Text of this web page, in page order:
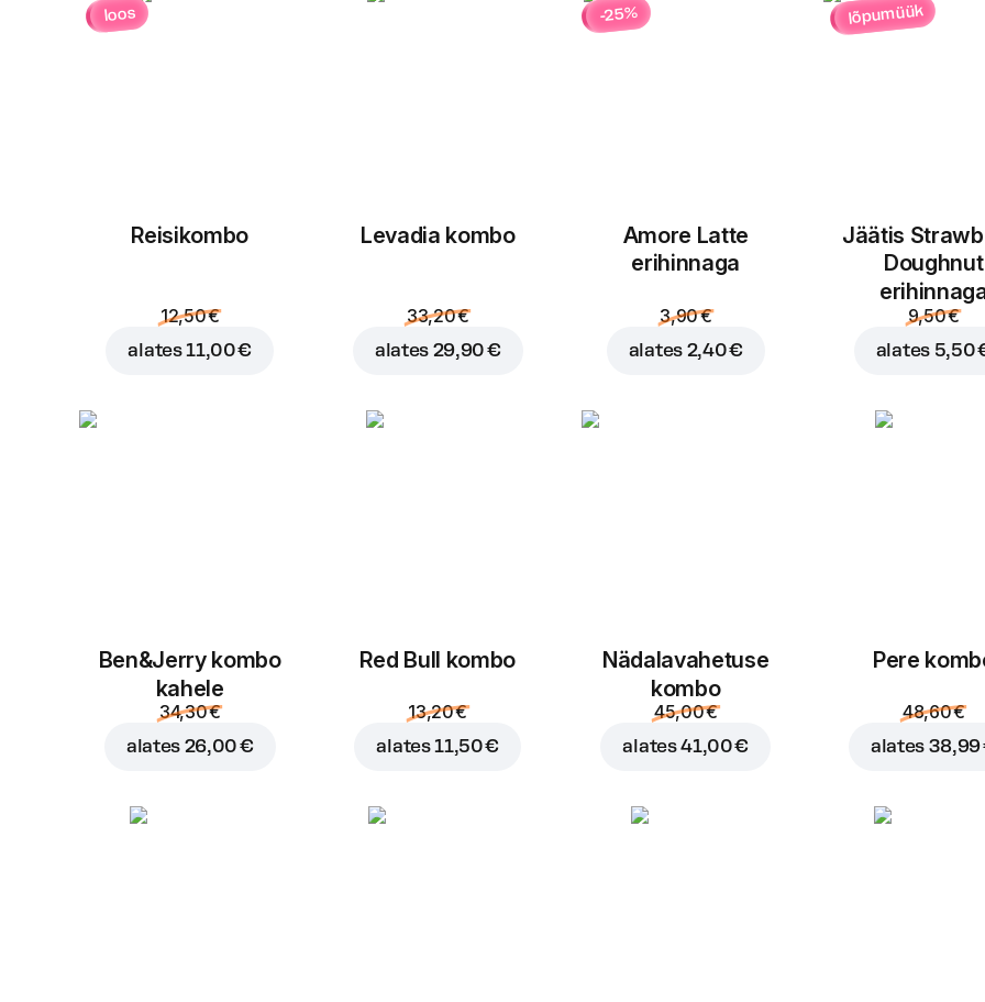
Lisa ostukorvi hinnaga
loos
Reisikombo
12,50 €
alates 11,00 €
Levadia kombo
33,20 €
alates 29,90 €
-25%
Amore Latte
erihinnaga
3,90 €
alates 2,40 €
lõpumüük
Jäätis
Doughnut
9,50 €
alates 5,50
Ben&Jerry kombo
kahele
34,30 €
alates 26,00 €
Red Bull kombo
13,20 €
alates11,50 €
Nädalavahetuse
kombo
45,00 €
alates41,00 €
Pere
48,60 €
alates 38,99